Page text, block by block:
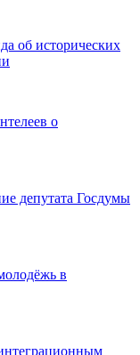
об исторических
о
депутата Госдумы
в